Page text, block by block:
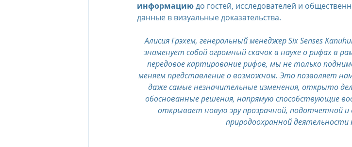
информацию до гостей, исследователей и
данные в визуальные доказательства.
Алисия Грэхем, генеральный менеджер Six Senses
знаменует собой огромный скачок в науке о рифах в
передовое картирование рифов, мы не только
меняем представление о возможном. Это позволяет
даже самые незначительные изменения, открыто
обоснованные решения, напрямую способствующие
открывает новую эру прозрачной, подотчетной
природоохранной деятельности